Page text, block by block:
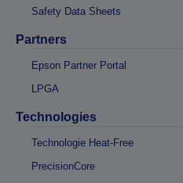
Safety Data Sheets
Partners
Epson Partner Portal
LPGA
Technologies
Technologie Heat-Free
PrecisionCore